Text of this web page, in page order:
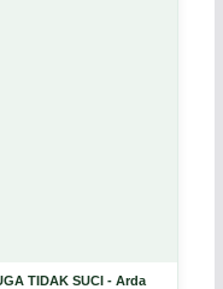
TIDAK SUCI - Arda